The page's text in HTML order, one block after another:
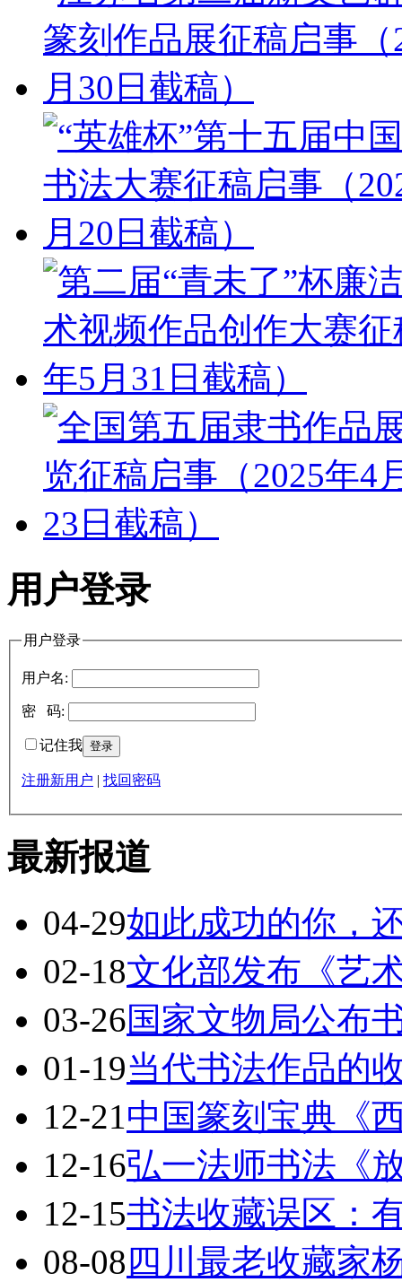
用户登录
用户登录
用户名:
密 码:
记住我
注册新用户 找回密码
最新报道
04-29如此成功的你，
02-18文化部发布《艺
03-26国家文物局公布
01-19当代书法作品的
12-21中国篆刻宝典《
12-16弘一法师书法《
12-15书法收藏误区：
08-08 四川最老收藏家